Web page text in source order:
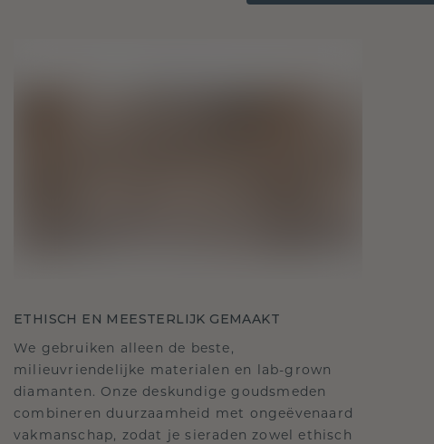
ETHISCH EN MEESTERLIJK GEMAAKT
We gebruiken alleen de beste,
milieuvriendelijke materialen en lab-grown
diamanten. Onze deskundige goudsmeden
combineren duurzaamheid met ongeëvenaard
vakmanschap, zodat je sieraden zowel ethisch